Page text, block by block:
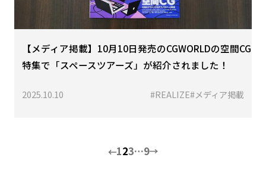
【メディア掲載】10月10日発売のCGWORLDの空間CG
特集で「スペースツアーズ」が紹介されました！
2025.10.10 #REALIZE#メディア掲載
123…9